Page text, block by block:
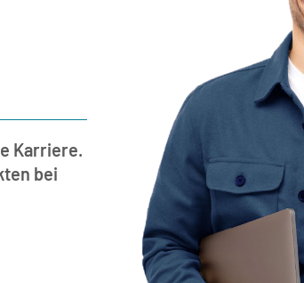
Karriere.
bei